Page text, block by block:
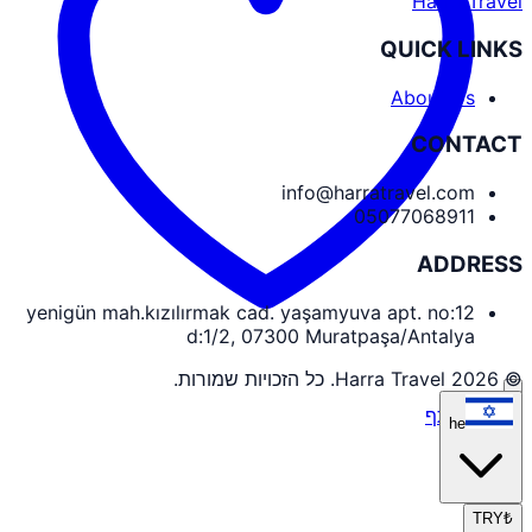
כניסת שותף
QUICK LINKS
About Us
CONTACT
info@harratravel.com
05077068911
ADDRESS
yenigün mah.kızılırmak cad. yaşamyuva apt. no:12
d:1/2, 07300 Muratpaşa/Antalya
© 2026 Harra Travel. כל הזכויות שמורות.
he
₺
TRY